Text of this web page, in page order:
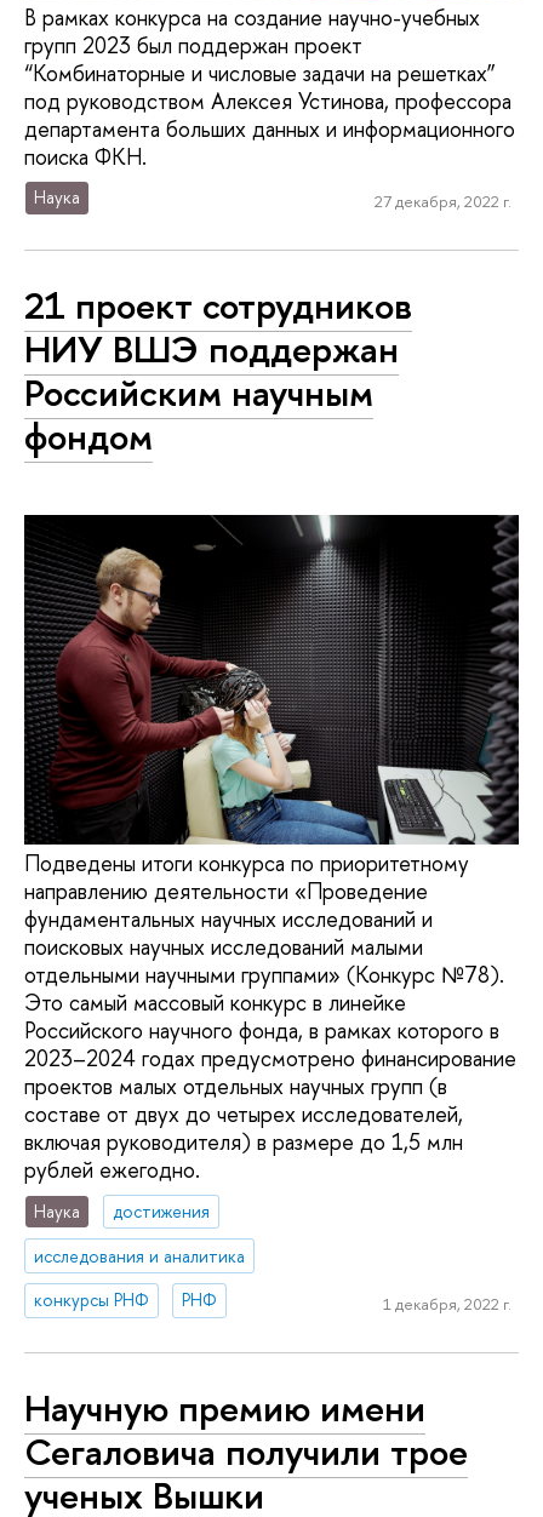
В рамках конкурса на создание научно-учебных
групп 2023 был поддержан проект
“Комбинаторные и числовые задачи на решетках”
под руководством Алексея Устинова, профессора
департамента больших данных и информационного
поиска ФКН.
Наука 27 декабря, 2022 г.
21 проект сотрудников
НИУ ВШЭ поддержан
Российским научным
фондом
Подведены итоги конкурса по приоритетному
направлению деятельности «Проведение
фундаментальных научных исследований и
поисковых научных исследований малыми
отдельными научными группами» (Конкурс №78).
Это самый массовый конкурс в линейке
Российского научного фонда, в рамках которого в
2023–2024 годах предусмотрено финансирование
проектов малых отдельных научных групп (в
составе от двух до четырех исследователей,
включая руководителя) в размере до 1,5 млн
рублей ежегодно.
Наука
достижения
исследования и аналитика
конкурсы РНФ
РНФ 1 декабря, 2022 г.
Научную премию имени
Сегаловича получили трое
ученых Вышки